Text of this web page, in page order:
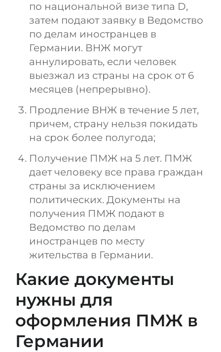
по национальной визе типа D,
затем подают заявку в Ведомство
по делам иностранцев в
Германии. ВНЖ могут
аннулировать, если человек
выезжал из страны на срок от 6
месяцев (непрерывно).
Продление ВНЖ в течение 5 лет,
причем, страну нельзя покидать
на срок более полугода;
Получение ПМЖ на 5 лет. ПМЖ
дает человеку все права граждан
страны за исключением
политических. Документы на
получения ПМЖ подают в
Ведомство по делам
иностранцев по месту
жительства в Германии.
Какие документы
нужны для
оформления ПМЖ в
Германии